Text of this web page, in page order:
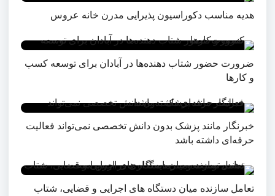
هدیه مناسب دکوراسیون پذیرایی مدرن خانه عروس
ضرورت حضور شتاب ‌دهنده‌ها در آبادان برای توسعه کسب‌
و کارها
خبرنگار مانند پزشک بدون دانش تخصصی نمی‌تواند فعالیت
حرفه‌ای داشته باشد
تعامل سازنده میان دستگاه‌ های اجرایی و قضایی، شتاب‌